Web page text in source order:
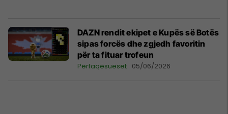
DAZN rendit ekipet e Kupës së Botës
sipas forcës dhe zgjedh favoritin
për ta fituar trofeun
Përfaqësueset 05/06/2026